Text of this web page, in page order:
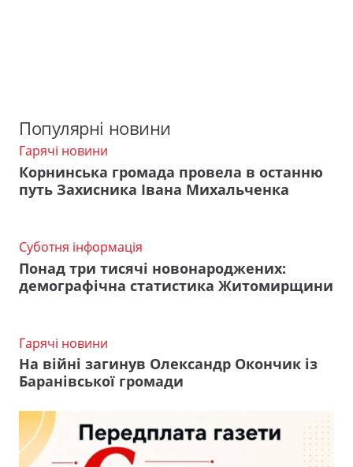
Популярні новини
Гарячі новини
Корнинська громада провела в останню
путь Захисника Івана Михальченка
Суботня інформація
Понад три тисячі новонароджених:
демографічна статистика Житомирщини
Гарячі новини
На війні загинув Олександр Окончик із
Баранівської громади